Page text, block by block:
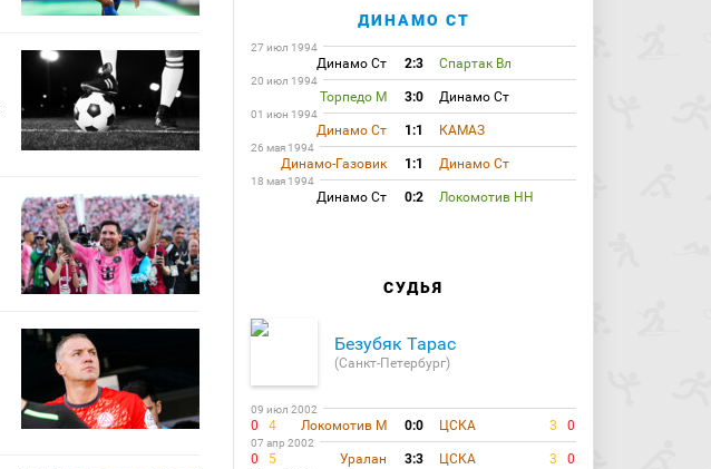
ДИНАМО СТ
27 июл 1994
Динамо Ст 2:3 Спартак Вл
20 июл 1994
Торпедо М 3:0 Динамо Ст
01 июн 1994
Динамо Ст 1:1 КАМАЗ
26 мая 1994
Динамо-Газовик 1:1 Динамо Ст
18 мая 1994
Динамо Ст 0:2 Локомотив НН
СУДЬЯ
Безубяк Тарас
(Санкт-Петербург)
09 июл 2002
0 4 Локомотив М 0:0 ЦСКА 3 0
07 апр 2002
0 5 Уралан 3:3 ЦСКА 3 0